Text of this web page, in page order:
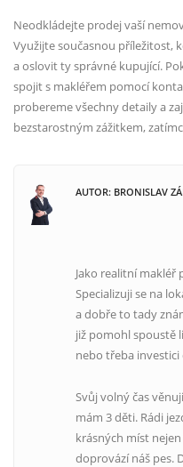
Neodkládejte prodej vaší
Využijte současnou příležitost,
a oslovit ty správné kupující.
spojit s makléřem pomocí
probereme všechny detaily a
bezstarostným zážitkem,
AUTOR: BRONISLAV
Jako realitní makléř
Specializuji se na
a dobře to tady
již pomohl spoustě
nebo třeba
Svůj volný čas
mám 3 děti. Rádi
krásných míst
doprovází náš pes.